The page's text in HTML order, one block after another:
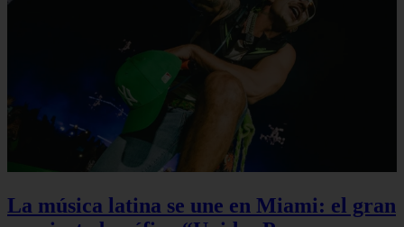
La música latina se une en Miami: el gran